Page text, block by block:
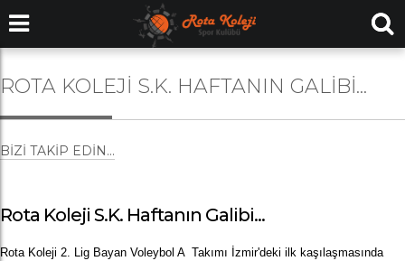
ROTA KOLEJI S.K. HAFTANIN GALIBI...
BIZI TAKIP EDIN...
Rota Koleji S.K. Haftanın Galibi...
Rota Koleji 2. Lig Bayan Voleybol A Takımı İzmir'deki ilk kaşılaşmasında